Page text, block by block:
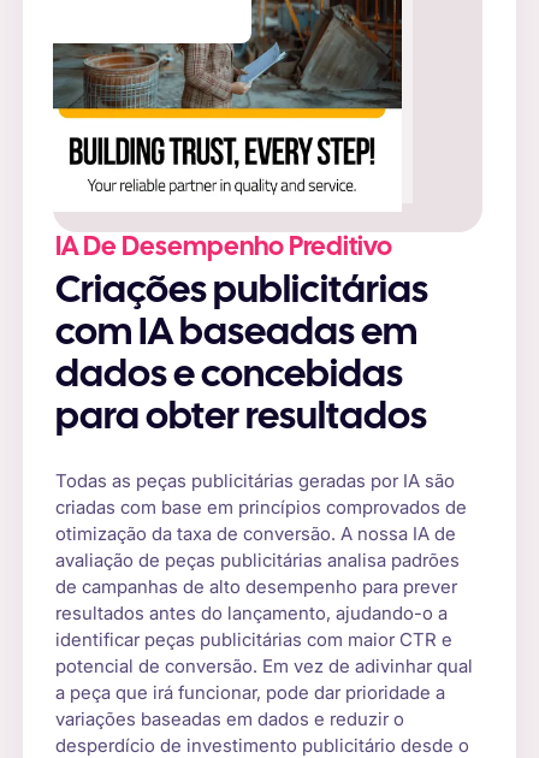
IA De Desempenho Preditivo
Criações publicitárias
com IA baseadas em
dados e concebidas
para obter resultados
Todas as peças publicitárias geradas por IA são
criadas com base em princípios comprovados de
otimização da taxa de conversão. A nossa IA de
avaliação de peças publicitárias analisa padrões
de campanhas de alto desempenho para prever
resultados antes do lançamento, ajudando-o a
identificar peças publicitárias com maior CTR e
potencial de conversão. Em vez de adivinhar qual
a peça que irá funcionar, pode dar prioridade a
variações baseadas em dados e reduzir o
desperdício de investimento publicitário desde o